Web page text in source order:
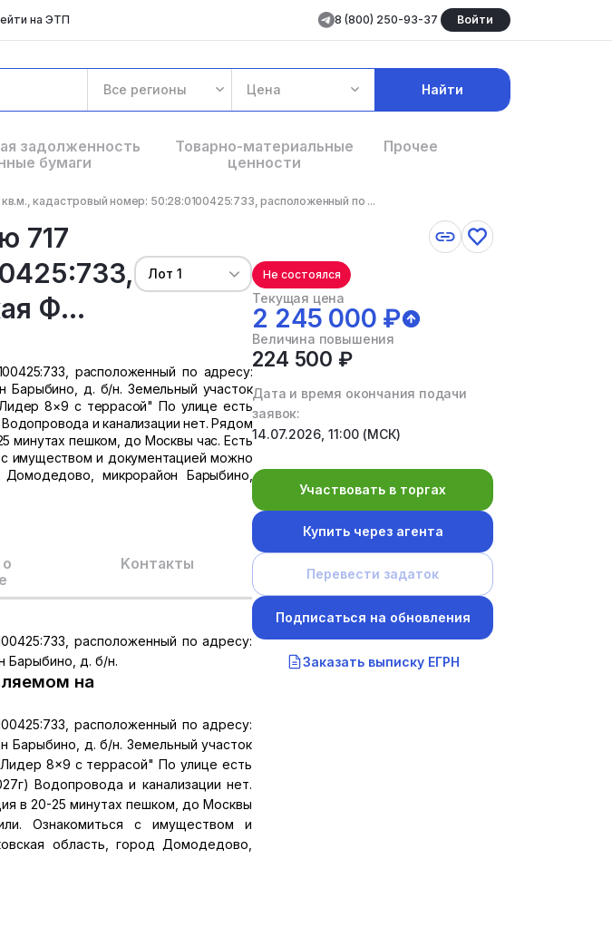
на ЭТП 8 (800) 250-93-37 Войти
Все регионы Цена Найти
задолженность
бумаги
Товарно-материальные
ценности
Прочее
кадастровый номер: 50:28:0100425:733, расположенный по ...
717
Ф...
Лот 1
расположенный по адресу:
Барыбино, д. б/н. Земельный участок
8×9 с террасой" По улице есть
и канализации нет. Рядом
минутах пешком, до Москвы час. Есть
с имуществом и документацией можно
микрорайон Барыбино,
Kонтакты
расположенный по адресу:
Барыбино, д. б/н.
на
расположенный по адресу:
Барыбино, д. б/н. Земельный участок
8×9 с террасой" По улице есть
Водопровода и канализации нет.
в 20-25 минутах пешком, до Москвы
Ознакомиться с имуществом и
область, город Домодедово,
Не состоялся
Текущая цена
2 245 000 ₽
Величина повышения
224 500 ₽
Дата и время окончания подачи
заявок:
14.07.2026, 11:00 (МСК)
Участвовать в торгах
Купить через агента
Перевести задаток
Подписаться на обновления
Заказать выписку ЕГРН